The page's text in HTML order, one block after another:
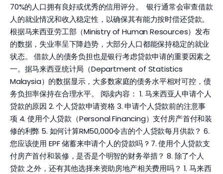
70%的人口拥有良好或优秀的信用评分。 银行通常会审查借款
人的就业情况和收入稳定性，以确保其有能力按时偿还贷款。
根据马来西亚劳工部（Ministry of Human Resources）发布
的数据，失业率呈下降趋势，大部分人口都能保持稳定的就业
状态。 借款人的债务负担也是银行考虑贷款申请的重要因素之
一。据马来西亚统计局（Department of Statistics
Malaysia）的数据显示，大多数家庭的债务水平相对可控，债
务负担率保持在合理水平。 阅读内容： 1. 马来西亚人申请个人
贷款的原因 2. 个人贷款申请资格 3. 申请个人贷款前的注意事
项 4. 使用个人贷款（Personal Financing）支付房产首付和装
修的利弊 5. 如何计算RM50,000令吉的个人贷款每月供款？ 6.
您应该使用 EPF 储蓄来申请个人的贷款吗 ? 7. 使用个人贷款支
付房产首付和装修，是否是个明智的财务举措？ 8. 除了个人
贷款 之外，还有其他选择来资助房地产相关费用吗？ 1. 马来西